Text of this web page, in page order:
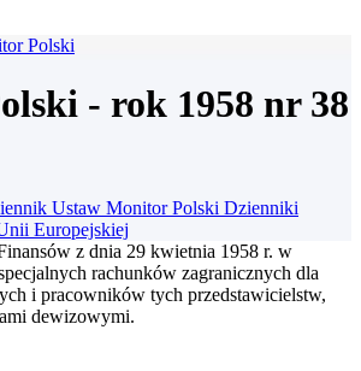
Polski
- rok 1958 nr 38
Ustaw Monitor Polski Dzienniki
Europejskiej
z dnia 29 kwietnia 1958 r. w
rachunków zagranicznych dla
i pracowników tych przedstawicielstw,
dewizowymi.